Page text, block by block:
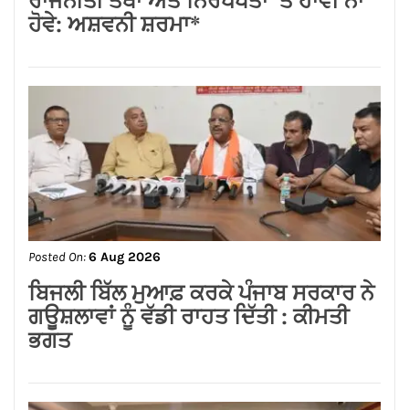
Posted On: 6 Aug 2026
लम्बा पिंड चौक से जंडू सिंघा रोड के बदहाल
हालातों को लेकर भाजपा का रोष प्रदर्शन